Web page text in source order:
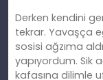
Derken kendini
tekrar. Yavaşça
sosisi ağzıma
yapıyordum. Sik
kafasına dilimle